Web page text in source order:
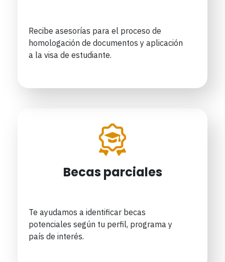
Recibe asesorías para el proceso de
homologación de documentos y aplicación
a la visa de estudiante.
Becas parciales
Te ayudamos a identificar becas
potenciales según tu perfil, programa y
país de interés.